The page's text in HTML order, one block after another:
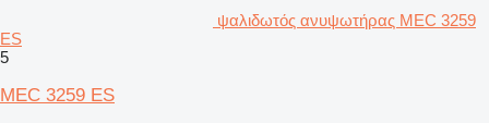
ψαλιδωτός ανυψωτήρας MEC 3259
ES
5
MEC 3259 ES